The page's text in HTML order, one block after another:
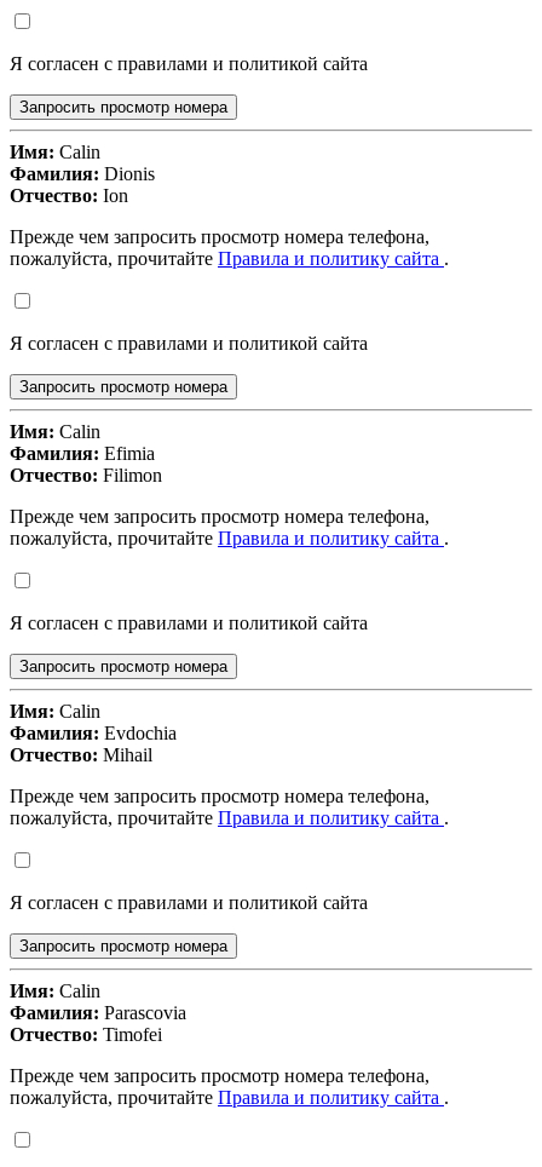
Я согласен с правилами и политикой сайта
Запросить просмотр номера
Имя: Calin
Фамилия: Dionis
Отчество: Ion
Прежде чем запросить просмотр номера телефона,
пожалуйста, прочитайте Правила и политику сайта .
Я согласен с правилами и политикой сайта
Запросить просмотр номера
Имя: Calin
Фамилия: Efimia
Отчество: Filimon
Прежде чем запросить просмотр номера телефона,
пожалуйста, прочитайте Правила и политику сайта .
Я согласен с правилами и политикой сайта
Запросить просмотр номера
Имя: Calin
Фамилия: Evdochia
Отчество: Mihail
Прежде чем запросить просмотр номера телефона,
пожалуйста, прочитайте Правила и политику сайта .
Я согласен с правилами и политикой сайта
Запросить просмотр номера
Имя: Calin
Фамилия: Parascovia
Отчество: Timofei
Прежде чем запросить просмотр номера телефона,
пожалуйста, прочитайте Правила и политику сайта .